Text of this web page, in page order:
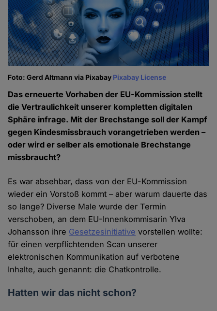
Foto: Gerd Altmann via Pixabay Pixabay License
Das erneuerte Vorhaben der EU-Kommission stellt
die Vertraulichkeit unserer kompletten digitalen
Sphäre infrage. Mit der Brechstange soll der Kampf
gegen Kindesmissbrauch vorangetrieben werden –
oder wird er selber als emotionale Brechstange
missbraucht?
Es war absehbar, dass von der EU-Kommission
wieder ein Vorstoß kommt – aber warum dauerte das
so lange? Diverse Male wurde der Termin
verschoben, an dem EU-Innenkommisarin Ylva
Johansson ihre Gesetzesinitiative vorstellen wollte:
für einen verpflichtenden Scan unserer
elektronischen Kommunikation auf verbotene
Inhalte, auch genannt: die Chatkontrolle.
Hatten wir das nicht schon?